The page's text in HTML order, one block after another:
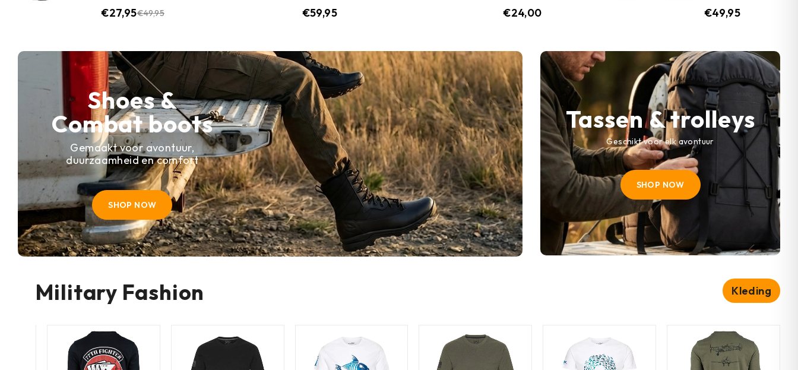
€49,95
€27,95 €59,95 €24,00 €49,95
Shoes &
Combat boots
Gemaakt voor avontuur,
duurzaamheid en comfort
SHOP NOW
Tassen & trolleys
Geschikt voor elk avontuur
SHOP NOW
Military Fashion Kleding